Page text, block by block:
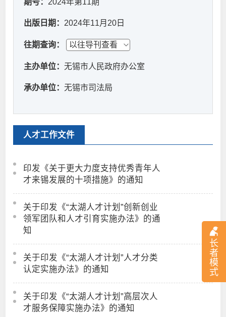
长
者
模
式
出版日期： 2024年11月20日
往期查询：
主办单位：无锡市人民政府办公室
承办单位：无锡市司法局
人才工作文件
印发《关于更大力度支持优秀青年人
才来锡发展的十项措施》的通知
关于印发《“太湖人才计划”创新创业
领军团队和人才引育实施办法》的通
知
关于印发《“太湖人才计划”人才分类
认定实施办法》的通知
关于印发《“太湖人才计划”高层次人
才服务保障实施办法》的通知